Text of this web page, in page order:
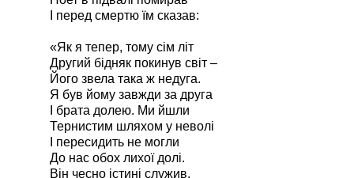
І перед смертю їм сказав:
«Як я тепер, тому сім літ
Другий бідняк покинув світ –
Його звела така ж недуга.
Я був йому завжди за друга
І брата долею. Ми йшли
Тернистим шляхом у неволі
І пересидить не могли
До нас обох лихої долі.
Він чесно істині служив,